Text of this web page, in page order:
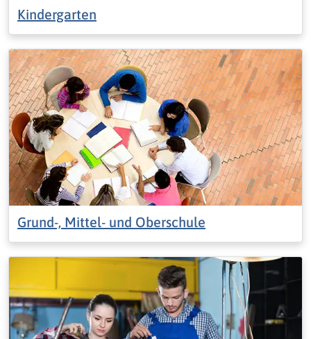
Kindergarten
Grund-, Mittel- und Oberschule